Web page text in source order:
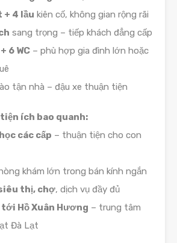
+ 4 lầu kiên cố, không gian rộng rãi
sang trọng – tiếp khách đẳng cấp
6 WC – phù hợp gia đình lớn hoặc
tận nhà – đậu xe thuận tiện
ích bao quanh:
các cấp – thuận tiện cho con
khám lớn trong bán kính ngắn
thị, chợ, dịch vụ đầy đủ
Hồ Xuân Hương – trung tâm
Đà Lạt